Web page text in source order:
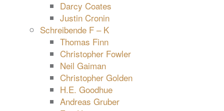
Darcy Coates
Justin Cronin
Schreibende F – K
Thomas Finn
Christopher Fowler
Neil Gaiman
Christopher Golden
H.E. Goodhue
Andreas Gruber